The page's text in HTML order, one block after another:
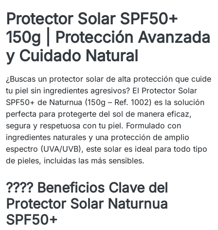
Protector Solar SPF50+
150g | Protección Avanzada
y Cuidado Natural
¿Buscas un protector solar de alta protección que cuide
tu piel sin ingredientes agresivos? El Protector Solar
SPF50+ de Naturnua (150g – Ref. 1002) es la solución
perfecta para protegerte del sol de manera eficaz,
segura y respetuosa con tu piel. Formulado con
ingredientes naturales y una protección de amplio
espectro (UVA/UVB), este solar es ideal para todo tipo
de pieles, incluidas las más sensibles.
???? Beneficios Clave del
Protector Solar Naturnua
SPF50+